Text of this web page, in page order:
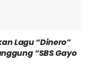
Lagu “Dinero”
“SBS Gayo